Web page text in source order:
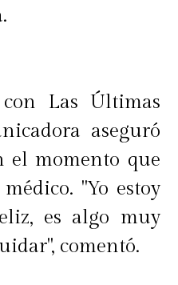
Las Últimas
aseguró
el momento que
"Yo estoy
es algo muy
comentó.